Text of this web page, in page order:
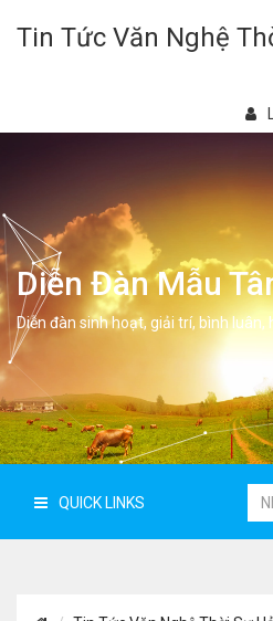
Tin Tức Văn Nghệ
Diễn Đàn Mẫu
Diễn đàn sinh hoạt, giải trí, bình luân,
QUICK LINKS